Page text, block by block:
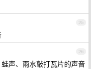
25
26
声、雨水敲打瓦片的声音